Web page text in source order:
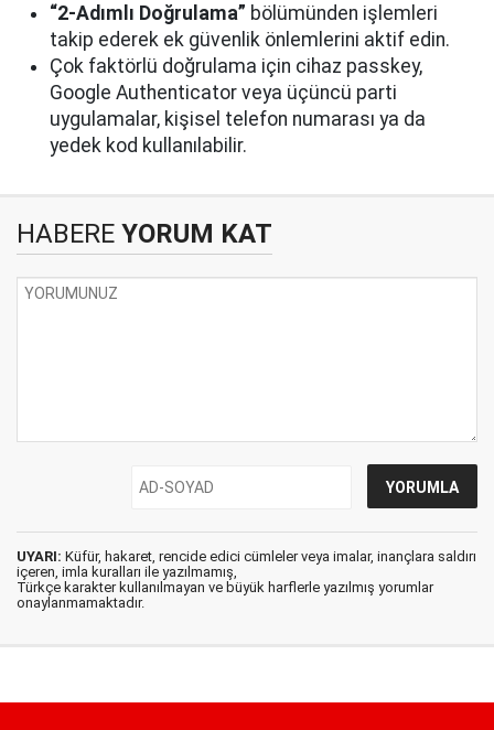
“2-Adımlı Doğrulama” bölümünden işlemleri
takip ederek ek güvenlik önlemlerini aktif edin.
Çok faktörlü doğrulama için cihaz passkey,
Google Authenticator veya üçüncü parti
uygulamalar, kişisel telefon numarası ya da
yedek kod kullanılabilir.
HABERE YORUM KAT
UYARI: Küfür, hakaret, rencide edici cümleler veya imalar, inançlara saldırı
içeren, imla kuralları ile yazılmamış,
Türkçe karakter kullanılmayan ve büyük harflerle yazılmış yorumlar
onaylanmamaktadır.